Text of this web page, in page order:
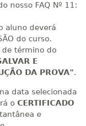
nosso FAQ Nº 11:
aluno deverá
do curso.
de término do
E
DA PROVA".
data selecionada
o CERTIFICADO
e